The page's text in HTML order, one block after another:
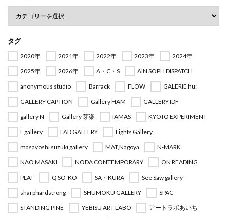
タグ
2020年 2021年 2022年 2023年
2024年
2025年
2026年 A・C・S
AIN SOPH DISPATCH
anonymous studio
Barrack FLOW
GALERIE hu:
GALLERY CAPTION
Gallery HAM
GALLERY IDF
gallery N
Gallery 芽楽 IAMAS
KYOTO EXPERIMENT
L gallery
LAD GALLERY
Lights Gallery
masayoshi suzuki gallery
MAT,Nagoya
N-MARK
NAO MASAKI
NODA CONTEMPORARY
ON READING
PLAT
Q SO-KO SA・KURA
See Saw gallery
sharphardstrong
SHUMOKU GALLERY
SPAC
STANDING PINE
YEBISU ART LABO
アートラボあいち